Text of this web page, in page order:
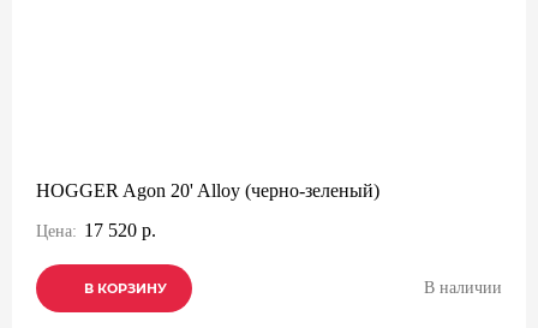
HOGGER Agon 20' Alloy (черно-зеленый)
Цена: 17 520 р.
В КОРЗИНУ
В КОРЗИНУ
В КОРЗИНУ В наличии